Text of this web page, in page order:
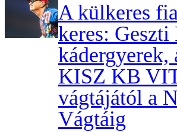
A külkeres
keres: Geszti
kádergyerek,
KISZ KB
vágtájától a
Vágtáig